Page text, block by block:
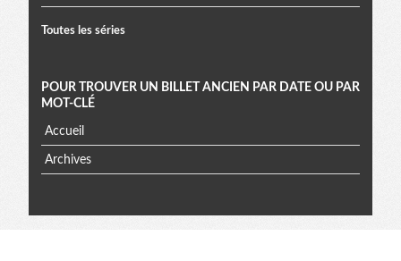
Toutes les séries
POUR TROUVER UN BILLET ANCIEN PAR DATE OU PAR
MOT-CLÉ
Accueil
Archives